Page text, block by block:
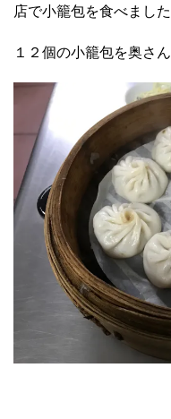
店で小籠包を食べました
１２個の小籠包を奥さ